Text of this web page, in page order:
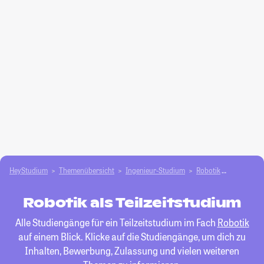
HeyStudium Themenübersicht Ingenieur-Studium Robotik
Robotik als Teilzeitstudium
Alle Studiengänge für ein Teilzeitstudium im Fach Robotik
auf einem Blick. Klicke auf die Studiengänge, um dich zu
Inhalten, Bewerbung, Zulassung und vielen weiteren